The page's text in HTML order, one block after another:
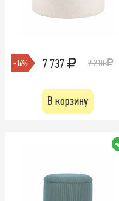
-16% 7 737 9 210
В корзину